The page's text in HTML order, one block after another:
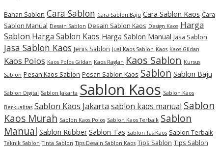
Bahan Sablon Cara Sablon Cara Sablon Baju Cara Sablon Kaos Cara
Sablon Manual Desain Sablon Desain Sablon Kaos Design Kaos Harga
Sablon Harga Sablon Kaos Harga Sablon Manual Jasa Sablon
Jasa Sablon Kaos Jenis Sablon Jual Kaos Sablon Kaos Kaos Gildan
Kaos Polos Kaos Polos Gildan Kaos Raglan Kaos Sablon Kursus
Sablon Pesan Kaos Sablon Pesan Sablon Kaos Sablon Sablon Baju
Sablon Digital Sablon Jakarta Sablon Kaos Sablon Kaos
Berkualitas Sablon Kaos Jakarta sablon kaos manual Sablon
Kaos Murah Sablon Kaos Polos Sablon Kaos Terbaik Sablon
Manual Sablon Rubber Sablon Tas Sablon Tas Kaos Sablon Terbaik
Teknik Sablon Tinta Sablon Tips Desain Sablon Kaos Tips Sablon Tips Sablon